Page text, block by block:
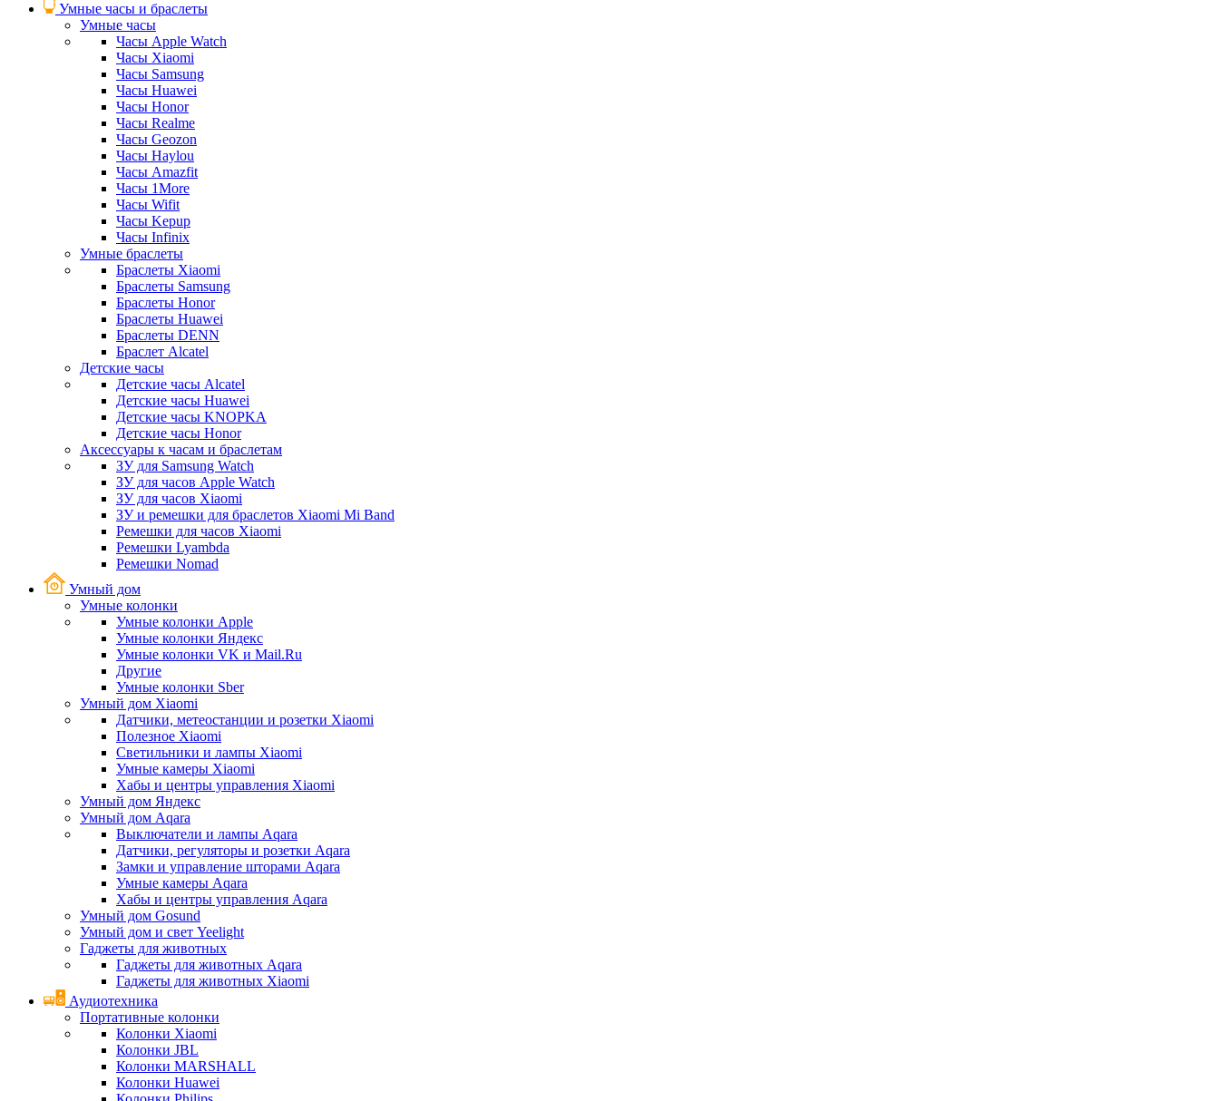
Умные часы и браслеты
Умные часы
Часы Apple Watch
Часы Xiaomi
Часы Samsung
Часы Huawei
Часы Honor
Часы Realme
Часы Geozon
Часы Haylou
Часы Amazfit
Часы 1More
Часы Wifit
Часы Kepup
Часы Infinix
Умные браслеты
Браслеты Xiaomi
Браслеты Samsung
Браслеты Honor
Браслеты Huawei
Браслеты DENN
Браслет Alcatel
Детские часы
Детские часы Alcatel
Детские часы Huawei
Детские часы KNOPKA
Детские часы Honor
Аксессуары к часам и браслетам
ЗУ для Samsung Watch
ЗУ для часов Apple Watch
ЗУ для часов Xiaomi
ЗУ и ремешки для браслетов Xiaomi Mi Band
Ремешки для часов Xiaomi
Ремешки Lyambda
Ремешки Nomad
Умный дом
Умные колонки
Умные колонки Apple
Умные колонки Яндекс
Умные колонки VK и Mail.Ru
Другие
Умные колонки Sber
Умный дом Xiaomi
Датчики, метеостанции и розетки Xiaomi
Полезное Xiaomi
Светильники и лампы Xiaomi
Умные камеры Xiaomi
Хабы и центры управления Xiaomi
Умный дом Яндекс
Умный дом Aqara
Выключатели и лампы Aqara
Датчики, регуляторы и розетки Aqara
Замки и управление шторами Aqara
Умные камеры Aqara
Хабы и центры управления Aqara
Умный дом Gosund
Умный дом и свет Yeelight
Гаджеты для животных
Гаджеты для животных Aqara
Гаджеты для животных Xiaomi
Аудиотехника
Портативные колонки
Колонки Xiaomi
Колонки JBL
Колонки MARSHALL
Колонки Huawei